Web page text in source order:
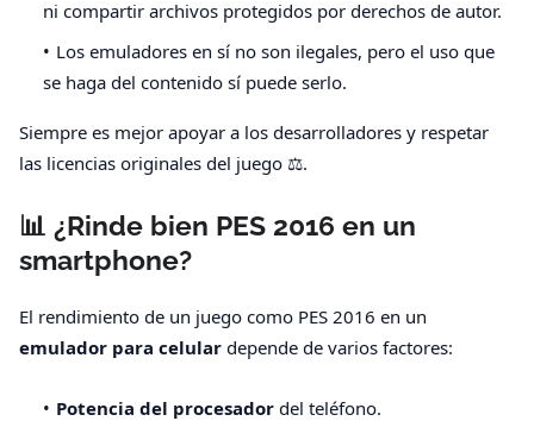
ni compartir archivos protegidos por derechos de autor.
Los emuladores en sí no son ilegales, pero el uso que
se haga del contenido sí puede serlo.
Siempre es mejor apoyar a los desarrolladores y respetar
las licencias originales del juego ⚖️.
📊 ¿Rinde bien PES 2016 en un
smartphone?
El rendimiento de un juego como PES 2016 en un
emulador para celular depende de varios factores:
Potencia del procesador del teléfono.